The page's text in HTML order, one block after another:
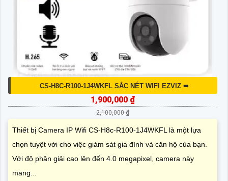
CS-H8C-R100-1J4WKFL SẮC NÉT WIFI EZVIZ ➠
1,900,000 ₫
2,100,000 ₫
Thiết bị Camera IP Wifi CS-H8c-R100-1J4WKFL là một lựa
chọn tuyệt vời cho việc giám sát gia đình và căn hộ của bạn.
Với độ phân giải cao lên đến 4.0 megapixel, camera này
mang...